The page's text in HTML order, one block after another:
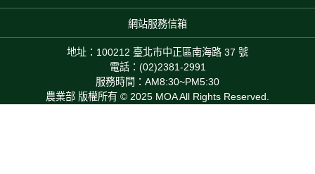
網站服務信箱
地址：100212 臺北市中正區南海路 37 號
電話：(02)2381-2991
服務時間：AM8:30~PM5:30
農業部 版權所有 © 2025 MOA All Rights Reserved.